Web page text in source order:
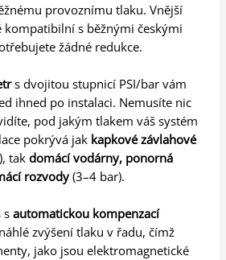
provoznímu tlaku. Vnější
kompatibilní s běžnými českými
žádné redukce.
s dvojitou stupnicí PSI/bar vám
ihned po instalaci. Nemusíte nic
pod jakým tlakem váš systém
pokrývá jak kapkové závlahové
takdomácí vodárny, ponorná
rozvody (3–4 bar).
sautomatickou kompenzací
zvýšení tlaku v řadu, čímž
jako jsou elektromagnetické